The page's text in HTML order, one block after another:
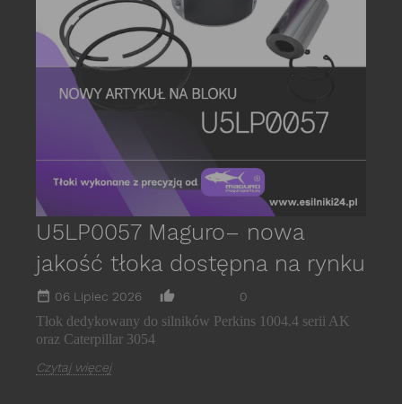
U5LP0057 Maguro– nowa
jakość tłoka dostępna na rynku
date_range 06 Lipiec 2026 thumb_up_alt 0
Tłok dedykowany do silników Perkins 1004.4 serii AK
oraz Caterpillar 3054
Czytaj więcej